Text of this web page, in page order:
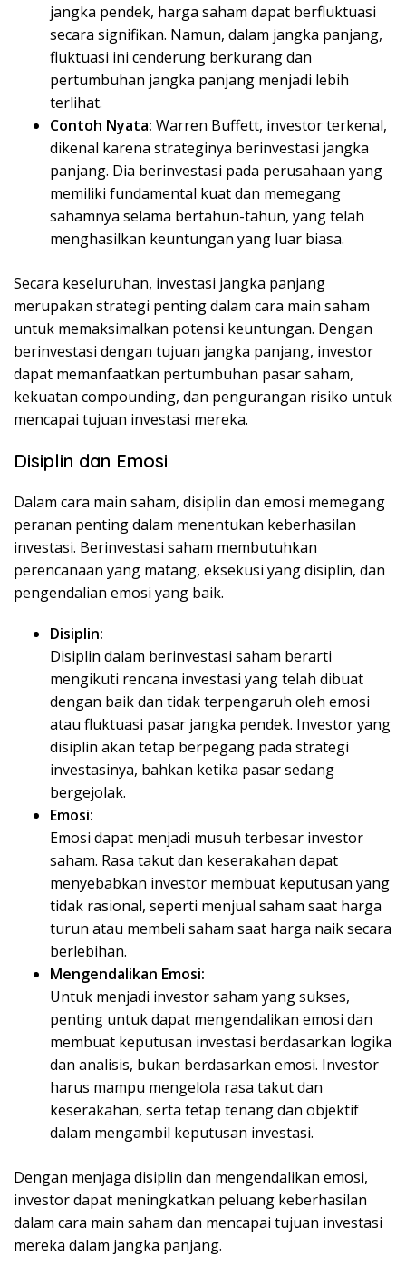
jangka pendek, harga saham dapat berfluktuasi
secara signifikan. Namun, dalam jangka panjang,
fluktuasi ini cenderung berkurang dan
pertumbuhan jangka panjang menjadi lebih
terlihat.
Contoh Nyata: Warren Buffett, investor terkenal,
dikenal karena strateginya berinvestasi jangka
panjang. Dia berinvestasi pada perusahaan yang
memiliki fundamental kuat dan memegang
sahamnya selama bertahun-tahun, yang telah
menghasilkan keuntungan yang luar biasa.
Secara keseluruhan, investasi jangka panjang
merupakan strategi penting dalam cara main saham
untuk memaksimalkan potensi keuntungan. Dengan
berinvestasi dengan tujuan jangka panjang, investor
dapat memanfaatkan pertumbuhan pasar saham,
kekuatan compounding, dan pengurangan risiko untuk
mencapai tujuan investasi mereka.
Disiplin dan Emosi
Dalam cara main saham, disiplin dan emosi memegang
peranan penting dalam menentukan keberhasilan
investasi. Berinvestasi saham membutuhkan
perencanaan yang matang, eksekusi yang disiplin, dan
pengendalian emosi yang baik.
Disiplin:
Disiplin dalam berinvestasi saham berarti
mengikuti rencana investasi yang telah dibuat
dengan baik dan tidak terpengaruh oleh emosi
atau fluktuasi pasar jangka pendek. Investor yang
disiplin akan tetap berpegang pada strategi
investasinya, bahkan ketika pasar sedang
bergejolak.
Emosi:
Emosi dapat menjadi musuh terbesar investor
saham. Rasa takut dan keserakahan dapat
menyebabkan investor membuat keputusan yang
tidak rasional, seperti menjual saham saat harga
turun atau membeli saham saat harga naik secara
berlebihan.
Mengendalikan Emosi:
Untuk menjadi investor saham yang sukses,
penting untuk dapat mengendalikan emosi dan
membuat keputusan investasi berdasarkan logika
dan analisis, bukan berdasarkan emosi. Investor
harus mampu mengelola rasa takut dan
keserakahan, serta tetap tenang dan objektif
dalam mengambil keputusan investasi.
Dengan menjaga disiplin dan mengendalikan emosi,
investor dapat meningkatkan peluang keberhasilan
dalam cara main saham dan mencapai tujuan investasi
mereka dalam jangka panjang.